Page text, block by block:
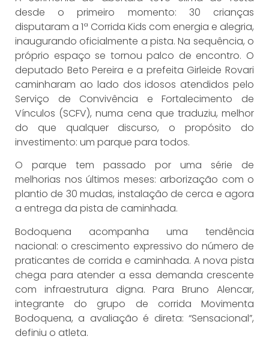
desde o primeiro momento: 30 crianças
disputaram a 1ª Corrida Kids com energia e alegria,
inaugurando oficialmente a pista. Na sequência, o
próprio espaço se tornou palco de encontro. O
deputado Beto Pereira e a prefeita Girleide Rovari
caminharam ao lado dos idosos atendidos pelo
Serviço de Convivência e Fortalecimento de
Vínculos (SCFV), numa cena que traduziu, melhor
do que qualquer discurso, o propósito do
investimento: um parque para todos.
O parque tem passado por uma série de
melhorias nos últimos meses: arborização com o
plantio de 30 mudas, instalação de cerca e agora
a entrega da pista de caminhada.
Bodoquena acompanha uma tendência
nacional: o crescimento expressivo do número de
praticantes de corrida e caminhada. A nova pista
chega para atender a essa demanda crescente
com infraestrutura digna. Para Bruno Alencar,
integrante do grupo de corrida Movimenta
Bodoquena, a avaliação é direta: “Sensacional”,
definiu o atleta.